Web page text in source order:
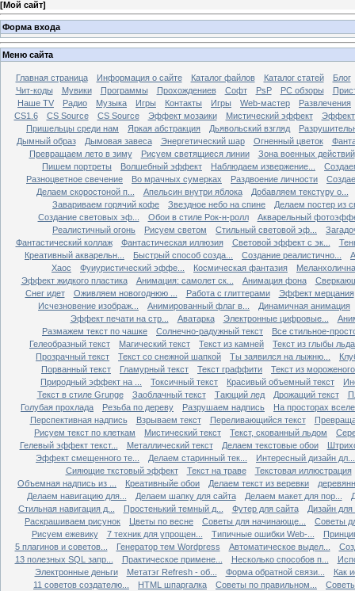
[Мой сайт]
Форма входа
Меню сайта
Главная страница Информация о сайте Каталог файлов Каталог статей
Блог
Чит-коды
Мувики Программы Прохождениев Софт PsP PC обзоры
Наше TV
Радио Музыка Игры Контакты Игры Web-мастер
Развлечения
CS1.6
CS Source CS Source Эффект мозаики Мистический эффект
Эффект
Пришельцы среди нам
Яркая абстракция Дьявольский взгляд
Дымный образ
Дымовая завеса Энергетический шар Огненный цветок
Превращаем лето в зиму
Рисуем светящиеся линии
Зона военных действий
Пишем портреты
Волшебный эффект Наблюдаем извержение...
Разноцветное свечение
Во мрачных сумерках Раздвоение личности
Делаем скоростоной п...
Апельсин внутри яблока
Добавляем текстуру о...
Завариваем горячий кофе
Звездное небо на спине
Делаем постер из
Создание световых эф...
Обои в стиле Рок-н-ролл
Акварельный
Реалистичный огонь
Рисуем светом Стильный световой эф...
Фантастический коллаж
Фантастическая иллюзия Световой эффект с эк...
Креативный акварельн...
Быстрый способ созда... Создание реалистично...
Хаос
Фуиуристический эффе... Космическая фантазия
Эффект жидкого пластика
Анимация: самолет ск... Анимация фона
Снег идет
Оживляем новогоднюю ... Работа с глиттерами
Эффект мерцания
Исчезновение изображ...
Анимированный флаг в...
Динамичная анимация
Эффект печати на стр...
Аватарка Электронные цифровые...
Размажем текст по чашке
Солнечно-радужный текст
Все стильное-
Гелеобразный текст
Магический текст Текст из камней
Текст из глыбы льда
Прозрачный текст
Текст со снежной шапкой Ты заявился на лыжню...
Порванный текст
Гламурный текст Текст граффити
Текст из мороженого
Природный эффект на ...
Токсичный текст Красивый объемный текст
Текст в стиле Grunge
Заоблачный текст Тающий лед Дрожащий текст
Голубая прохлада
Резьба по дереву Разрушаем надпись
На просторах
Перспективная надпись
Взрываем текст Переливающийся текст
Рисуем текст по клеткам
Мистический текст Текст, скованный льдом
Гелевый эффект текст...
Металлический текст Делаем текстовые обои
Эффект смещенного те...
Делаем старинный тек...
Интересный дизайн дл...
Сияющие ткстовый эффект
Текст на траве
Текстовая иллюстрация
Объемная надпись из ...
Креативныйе обои Делаем текст из веревки
Делаем навигацию для...
Делаем шапку для сайта Делаем макет для пор...
Стильная навигация д...
Простенький темный д... Футер для сайта
Дизайн для
Раскрашиваем рисунок
Цветы по весне Советы для начинающе...
Советы
Рисуем ежевику
7 техник для упрощен... Типичные ошибки Web-...
5 плагинов и советов...
Генератор тем Wordpress Автоматическое выдел...
13 полезных SQL запр...
Практическое примене... Несколько способов п...
Электронные деньги
Метатэг Refresh - об... Форма обратной связи...
Как
11 советов создателю...
HTML шпаргалка Советы по правильном...